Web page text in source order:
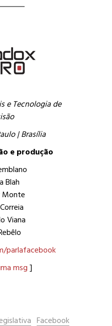
e Tecnologia de
| Brasília
e produção
Blah
Monte
Viana
parlafacebook
msg]
Facebook